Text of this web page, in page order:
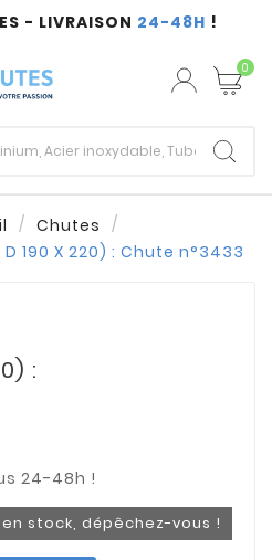
- LIVRAISON 24-48H !
0
Chutes
D 190 X 220) : Chute n°3433
:
stock, dépêchez-vous !